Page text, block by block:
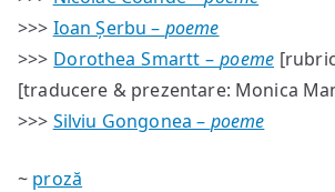
>>> Ioan Șerbu – poeme
>>> Dorothea Smartt –poeme
[traducere & prezentare: Monica
>>> Silviu Gongonea – poeme
~ proză